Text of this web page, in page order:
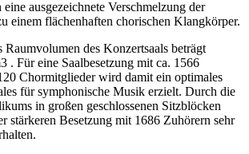
ausgezeichnete Verschmelzung der
einem flächenhaften chorischen Klangkörper.
Raumvolumen des Konzertsaals beträgt
. Für eine Saalbesetzung mit ca. 1566
Chormitglieder wird damit ein optimales
für symphonische Musik erzielt. Durch die
in großen geschlossenen Sitzblöcken
stärkeren Besetzung mit 1686 Zuhörern sehr